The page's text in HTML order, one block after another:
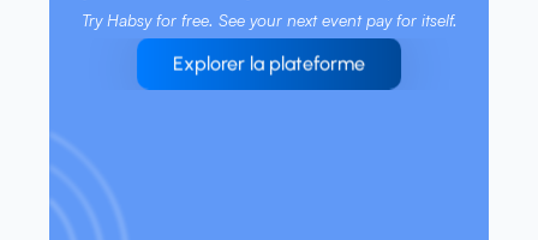
Try Habsy for free. See your next event pay for itself.
Explorer la plateforme